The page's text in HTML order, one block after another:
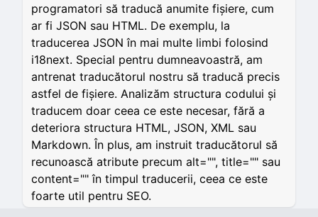
programatori să traducă anumite fișiere, cum
ar fi JSON sau HTML. De exemplu, la
traducerea JSON în mai multe limbi folosind
i18next. Special pentru dumneavoastră, am
antrenat traducătorul nostru să traducă precis
astfel de fișiere. Analizăm structura codului și
traducem doar ceea ce este necesar, fără a
deteriora structura HTML, JSON, XML sau
Markdown. În plus, am instruit traducătorul să
recunoască atribute precum alt="", title="" sau
content="" în timpul traducerii, ceea ce este
foarte util pentru SEO.